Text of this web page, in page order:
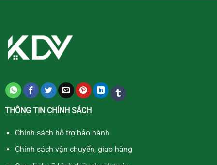
THÔNG TIN CHÍNH SÁCH
Chính sách hỗ trợ bảo hành
Chính sách vận chuyển, giao hàng